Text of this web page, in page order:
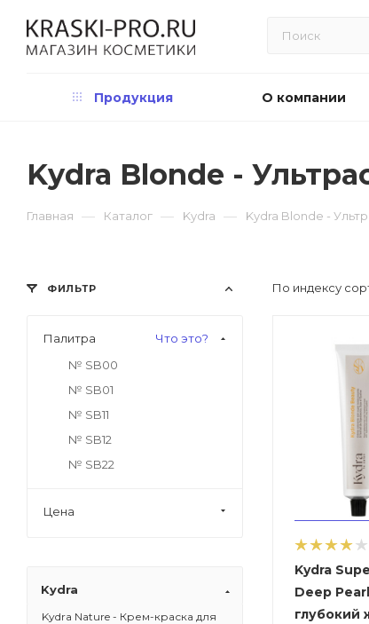
Продукция О компании
Kydra Blonde -
Главная — Каталог — Kydra — Kydra Blonde -
По индексу
Kydra
Deep
глубокий
ФИЛЬТР
Палитра
Что это?
№ SB00
№ SB01
№ SB11
№ SB12
№ SB22
Цена
Kydra
Kydra Nature - Крем-краска для